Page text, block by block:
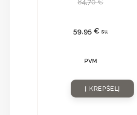
84,70€
59,95€ su
PVM
Į KREPŠELĮ